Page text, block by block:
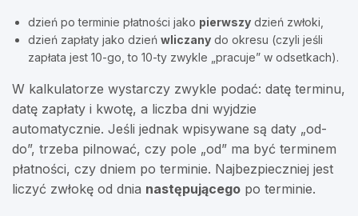
dzień po terminie płatności jako pierwszy dzień zwłoki,
dzień zapłaty jako dzień wliczany do okresu (czyli jeśli
zapłata jest 10-go, to 10-ty zwykle „pracuje” w odsetkach).
W kalkulatorze wystarczy zwykle podać: datę terminu,
datę zapłaty i kwotę, a liczba dni wyjdzie
automatycznie. Jeśli jednak wpisywane są daty „od-
do”, trzeba pilnować, czy pole „od” ma być terminem
płatności, czy dniem po terminie. Najbezpieczniej jest
liczyć zwłokę od dnia następującego po terminie.